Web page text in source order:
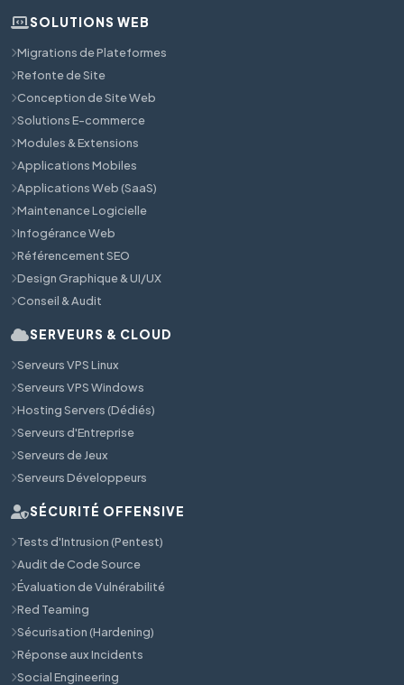
SOLUTIONS WEB
Migrations de Plateformes
Refonte de Site
Conception de Site Web
Solutions E-commerce
Modules & Extensions
Applications Mobiles
Applications Web (SaaS)
Maintenance Logicielle
Infogérance Web
Référencement SEO
Design Graphique & UI/UX
Conseil & Audit
SERVEURS & CLOUD
Serveurs VPS Linux
Serveurs VPS Windows
Hosting Servers (Dédiés)
Serveurs d'Entreprise
Serveurs de Jeux
Serveurs Développeurs
SÉCURITÉ OFFENSIVE
Tests d'Intrusion (Pentest)
Audit de Code Source
Évaluation de Vulnérabilité
Red Teaming
Sécurisation (Hardening)
Réponse aux Incidents
Social Engineering